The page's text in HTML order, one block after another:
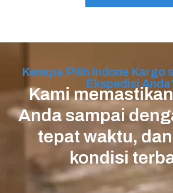
Kenapa Pilih Indone Kargo
Ekspedisi
Kami
Anda sampai
tepat waktu,
kondisi